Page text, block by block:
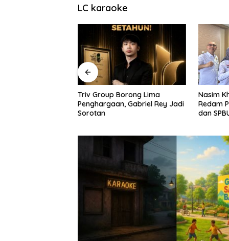
LC karaoke
Nasim Khan Turun Tangan
Redam Polemik Holding PTPN
dan SPBUN-SGN, Dorong Solusi
Bawa
DPRD,
Dewan